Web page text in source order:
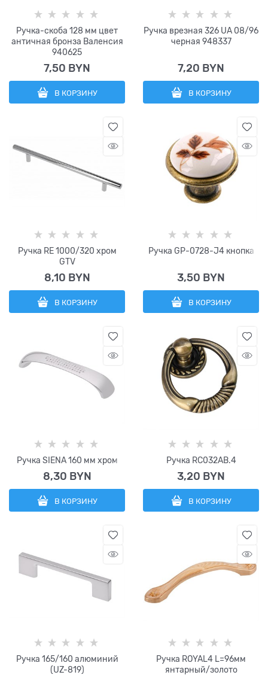
Ручка-скоба 128 мм цвет
античная бронза Валенсия
940625
7,50 BYN
В КОРЗИНУ
Ручка врезная 326 UA 08/96
черная 948337
7,20 BYN
В КОРЗИНУ
Ручка RE 1000/320 хром
GTV
8,10 BYN
В КОРЗИНУ
Ручка GP-0728-J4 кнопка
3,50 BYN
В КОРЗИНУ
Ручка SIENA 160 мм хром
8,30 BYN
В КОРЗИНУ
Ручка RC032AB.4
3,20 BYN
В КОРЗИНУ
Ручка 165/160 алюминий
(UZ-819)
Ручка ROYAL4 L=96мм
янтарный/золото